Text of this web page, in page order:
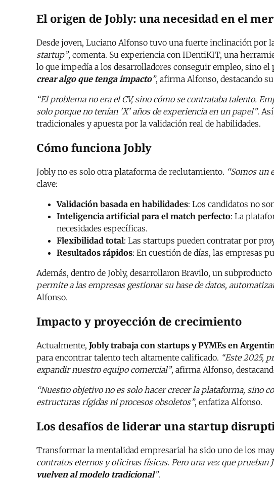
El origen de Jobly: una necesidad en el
Desde joven, Luciano Alfonso tuvo una fuerte inclinación por
startup”, comenta. Su experiencia con IDentiKIT, una
lo que impedía a los desarrolladores conseguir empleo, sino
crear algo que tenga impacto”, afirma Alfonso, destacando
“El problema no era el CV, sino cómo se contrataba talento.
solo porque no tenían 'X' años de experiencia en un papel”.
tradicionales y apuesta por la validación real de habilidades.
Cómo funciona Jobly
Jobly no es solo otra plataforma de reclutamiento. “Somos un
clave:
Validación basada en habilidades: Los candidatos no
Inteligencia artificial para el match perfecto: La
necesidades específicas.
Flexibilidad total: Las startups pueden contratar por
Resultados rápidos: En cuestión de días, las empresas
Además, dentro de Jobly, desarrollaron Bravilo, un
permite a las empresas gestionar su base de datos,
Alfonso.
Impacto y proyección de crecimiento
Actualmente, Jobly trabaja con startups y PYMEs en
para encontrar talento tech altamente calificado. “Este 2025,
expandir nuestro equipo comercial”, afirma Alfonso,
“Nuestro objetivo no es solo hacer crecer la plataforma, sino
estructuras rígidas ni procesos obsoletos”, enfatiza Alfonso.
Los desafíos de liderar una startup
Transformar la mentalidad empresarial ha sido uno de los
contratos eternos y oficinas físicas. Pero una vez que
vuelven al modelo tradicional”.